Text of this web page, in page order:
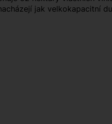
jak velkokapacitní